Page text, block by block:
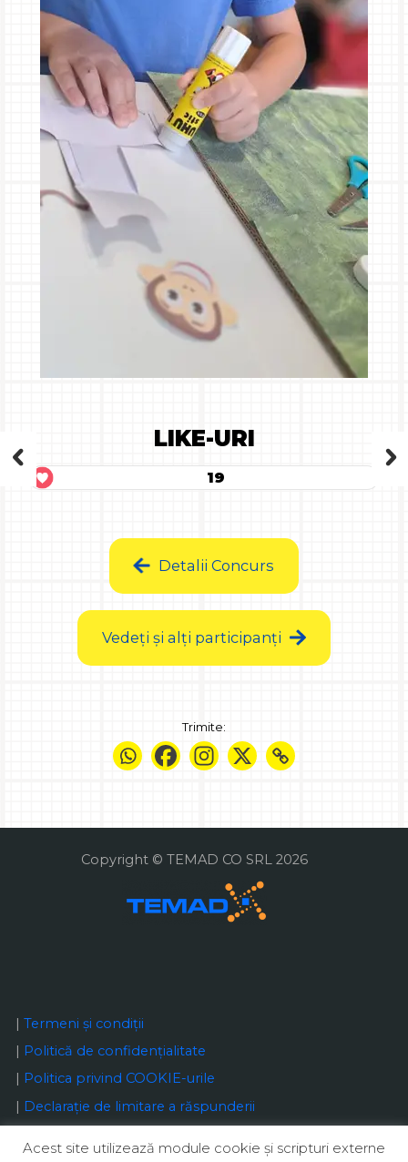
LIKE-URI
19
Detalii Concurs
Vedeți și alți participanți
Trimite:
Copyright © TEMAD CO SRL 2026
| Termeni și condiții
| Politică de confidențialitate
Politica privind COOKIE-urile
| Declaraţie de limitare a răspunderii
Acest site utilizează module cookie şi scripturi externe